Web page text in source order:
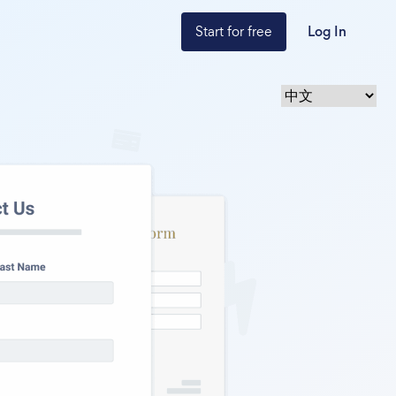
Start for free Log In